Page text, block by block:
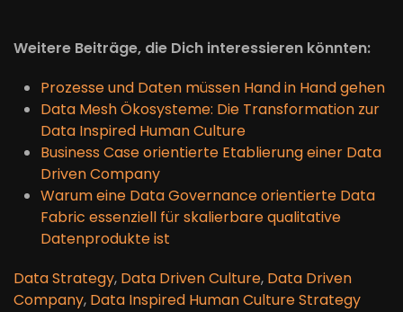
Weitere Beiträge, die Dich interessieren könnten:
Prozesse und Daten müssen Hand in Hand gehen
Data Mesh Ökosysteme: Die Transformation zur
Data Inspired Human Culture
Business Case orientierte Etablierung einer Data
Driven Company
Warum eine Data Governance orientierte Data
Fabric essenziell für skalierbare qualitative
Datenprodukte ist
Data Strategy, Data Driven Culture, Data Driven
Company, Data Inspired Human Culture Strategy